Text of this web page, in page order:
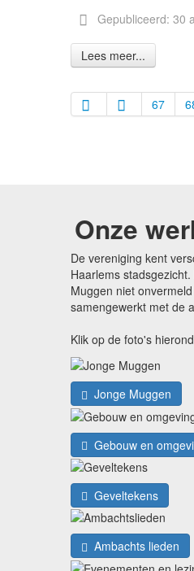
Gepubliceerd: 30
Lees meer...
67
Onze
De vereniging kent
Haarlems
Muggen niet
samengewerkt met de
Klik op de foto's
Jonge Muggen
Gebouw en
Geveltekens
Ambachts lieden